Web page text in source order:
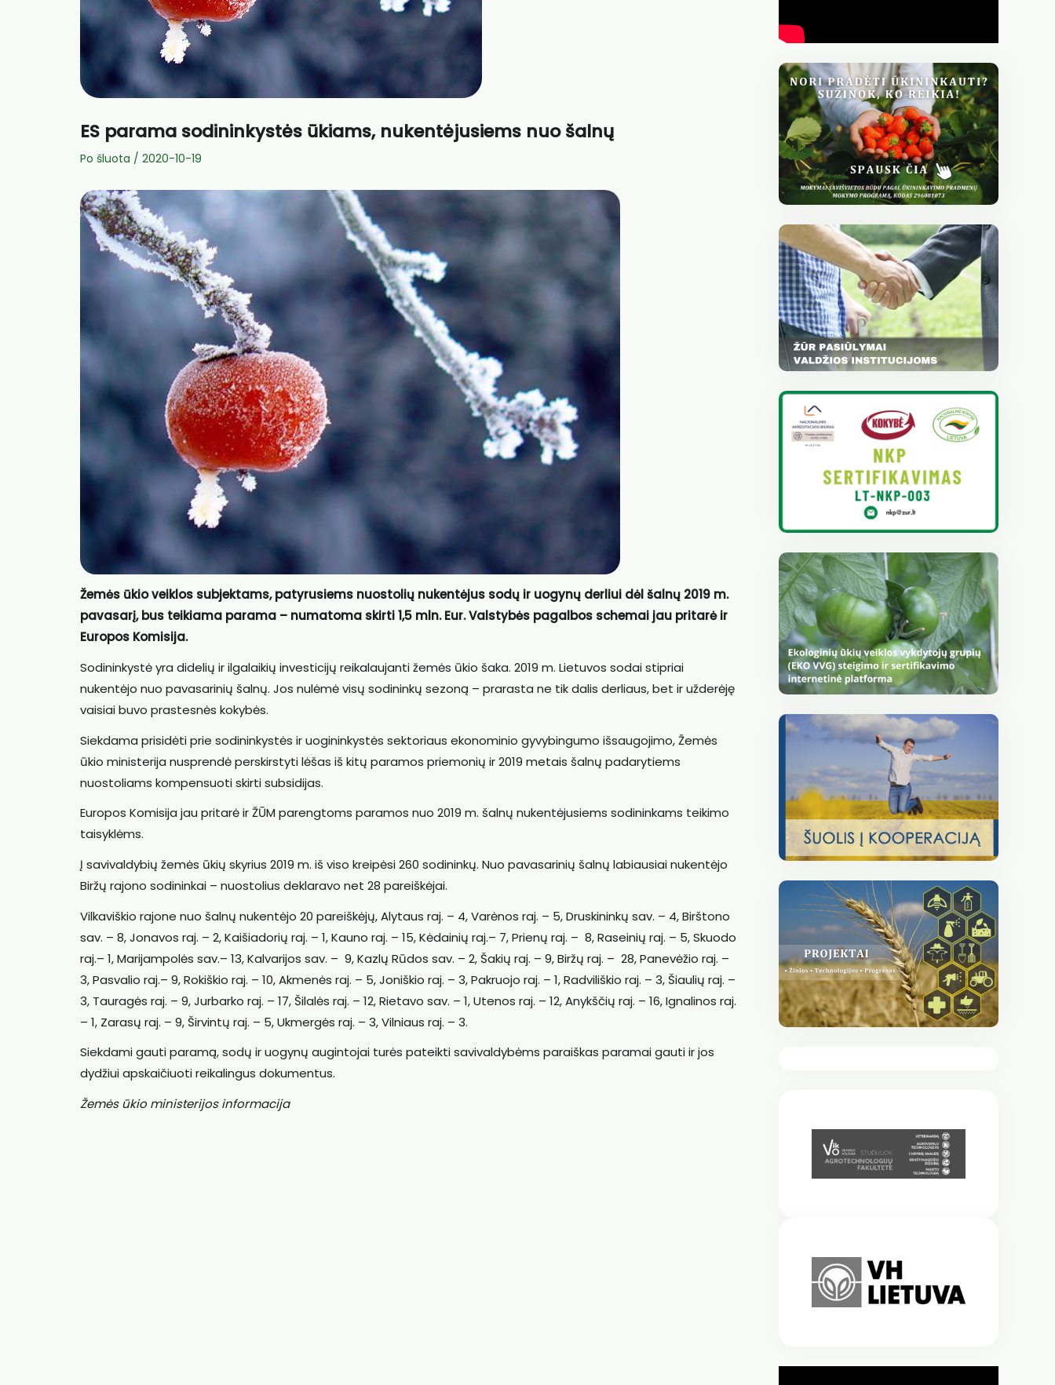
ES parama sodininkystės ūkiams, nukentėjusiems nuo šalnų
Po šluota / 2020-10-19
Žemės ūkio veiklos subjektams, patyrusiems nuostolių nukentėjus sodų ir uogynų derliui dėl šalnų 2019 m.
pavasarį, bus teikiama parama – numatoma skirti 1,5 mln. Eur. Valstybės pagalbos schemai jau pritarė ir
Europos Komisija.
Sodininkystė yra didelių ir ilgalaikių investicijų reikalaujanti žemės ūkio šaka. 2019 m. Lietuvos sodai stipriai
nukentėjo nuo pavasarinių šalnų. Jos nulėmė visų sodininkų sezoną – prarasta ne tik dalis derliaus, bet ir užderėję
vaisiai buvo prastesnės kokybės.
Siekdama prisidėti prie sodininkystės ir uogininkystės sektoriaus ekonominio gyvybingumo išsaugojimo, Žemės
ūkio ministerija nusprendė perskirstyti lėšas iš kitų paramos priemonių ir 2019 metais šalnų padarytiems
nuostoliams kompensuoti skirti subsidijas.
Europos Komisija jau pritarė ir ŽŪM parengtoms paramos nuo 2019 m. šalnų nukentėjusiems sodininkams teikimo
taisyklėms.
Į savivaldybių žemės ūkių skyrius 2019 m. iš viso kreipėsi 260 sodininkų. Nuo pavasarinių šalnų labiausiai nukentėjo
Biržų rajono sodininkai – nuostolius deklaravo net 28 pareiškėjai.
Vilkaviškio rajone nuo šalnų nukentėjo 20 pareiškėjų, Alytaus raj. – 4, Varėnos raj. – 5, Druskininkų sav. – 4, Birštono
sav. – 8, Jonavos raj. – 2, Kaišiadorių raj. – 1, Kauno raj. – 15, Kėdainių raj.– 7, Prienų raj. – 8, Raseinių raj. – 5, Skuodo
raj.– 1, Marijampolės sav.– 13, Kalvarijos sav. – 9, Kazlų Rūdos sav. – 2, Šakių raj. – 9, Biržų raj. – 28, Panevėžio raj. –
3, Pasvalio raj.– 9, Rokiškio raj. – 10, Akmenės raj. – 5, Joniškio raj. – 3, Pakruojo raj. – 1, Radviliškio raj. – 3, Šiaulių raj. –
3, Tauragės raj. – 9, Jurbarko raj. – 17, Šilalės raj. – 12, Rietavo sav. – 1, Utenos raj. – 12, Anykščių raj. – 16, Ignalinos raj.
– 1, Zarasų raj. – 9, Širvintų raj. – 5, Ukmergės raj. – 3, Vilniaus raj. – 3.
Siekdami gauti paramą, sodų ir uogynų augintojai turės pateikti savivaldybėms paraiškas paramai gauti ir jos
dydžiui apskaičiuoti reikalingus dokumentus.
Žemės ūkio ministerijos informacija